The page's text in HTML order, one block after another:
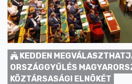
KEDDEN
ORSZÁGGYŰLÉS
KÖZTÁRSASÁGI ELNÖKÉT